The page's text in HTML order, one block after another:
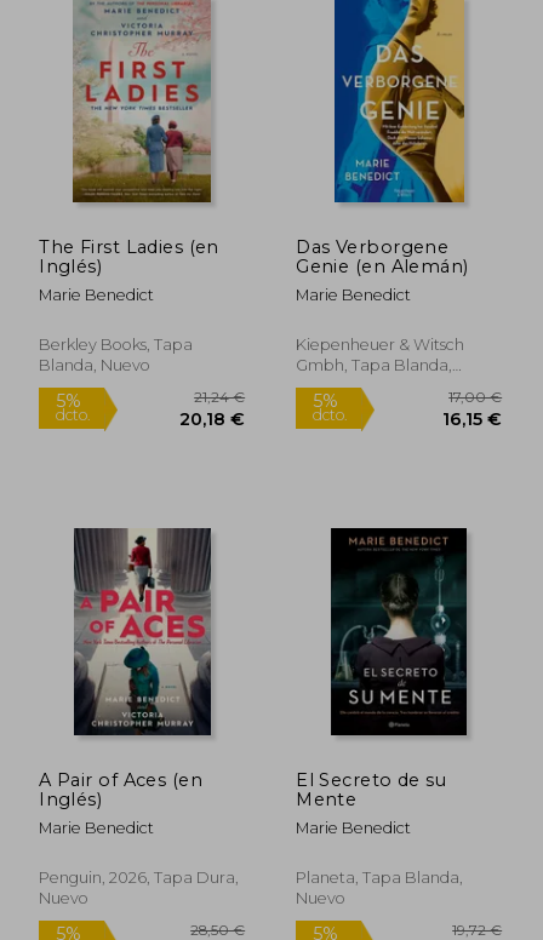
5%
dcto. 23,71 €
5%
dcto.
12,00 €
5%
The First Ladies (en
Inglés)
Marie Benedict
Berkley Books, Tapa
Blanda, Nuevo
Das Verborgene
Genie (en Alemán)
Marie Benedict
Kiepenheuer & Witsch
Gmbh, Tapa Blanda,
Nuevo
A Pair of Aces (en
Inglés)
Marie Benedict
Penguin, 2026, Tapa Dura,
Nuevo
El Secreto de su
Mente
Marie Benedict
Planeta, Tapa Blanda,
Nuevo